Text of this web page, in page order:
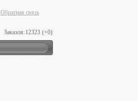
Обратная связь
Заказов:12323 (+0)